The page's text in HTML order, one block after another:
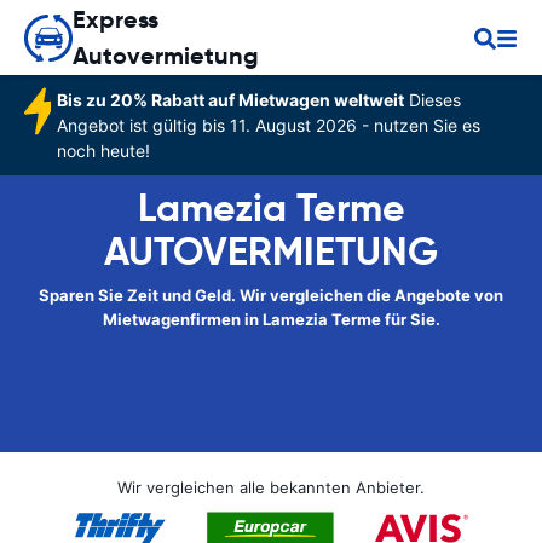
Express
Autovermietung
Bis zu 20% Rabatt auf Mietwagen weltweitDieses
Angebot ist gültig bis 11. August 2026 - nutzen Sie es
noch heute!
Lamezia Terme
AUTOVERMIETUNG
Sparen Sie Zeit und Geld. Wir vergleichen die Angebote von
Mietwagenfirmen in Lamezia Terme für Sie.
Wir vergleichen alle bekannten Anbieter.